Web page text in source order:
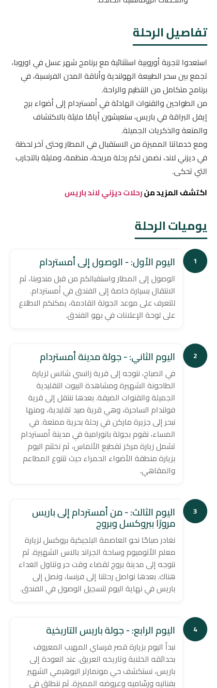
تفاصيل الرحلة
استعدوا لتجربة أوروبية استثنائية مع برنامج شهر عسل في اوروبا،
تجمع بين سحر الطبيعة الهولندية وأناقة المدن الفرنسية، في
برنامج متكامل من التنظيم والراحة.
من الطواحين والقنوات الهادئة في أمستردام إلى أضواء برج
إيفل البراقة في باريس، ستعيشون أيامًا مليئة بالاكتشاف
والمتعة والذكريات الجميلة.
ومع خدماتنا المميزة من الاستقبال في المطار وحتى آخر لحظة
في ديزني لاند، نضمن لكم رحلة مريحة، منظمة، ومليئة بالتجارب
التي تحكى.
اكتشف المزيد منرحلات ديزني لاند باريس
يوميات الرحلة
1 اليوم الأول: - الوصول إلى أمستردام
الوصول إلى المطار واستقبالكم من قبل مندوبنا، ثم
الانتقال بسيارة خاصة إلى الفندق في أمستردام.
للتعرف على موعد الجولة القادمة، يمكنكم الاطلاع
على لوحة الإعلانات في بهو الفندق.
2 اليوم الثاني: - جولة مدينة أمستردام
في الصباح، نتوجه إلى قرية زانسي شانس لزيارة
الطاحونة الشهيرة ومشاهدة البيوت التقليدية
الجميلة والقنوات الضيقة. بعدها ننتقل إلى قرية
فولندام الساحرة، وهي قرية صيد تقليدية، ومنها
نبحر إلى جزيرة ماركن في رحلة بحرية ممتعة. في
المساء، نقوم بجولة بانورامية في مدينة أمستردام
تشمل زيارة مركز تقطيع الألماس، ثم نختتم اليوم
بزيارة منطقة الأضواء الحمراء حيث تتنوع المطاعم
والمقاهي.
3 اليوم الثالث: - من أمستردام إلى باريس
مرورًا ببروكسل وبروج
نغادر صباحًا نحو العاصمة البلجيكية بروكسل لزيارة
معلم الأتوميوم وساحة الجراند بالاس الشهيرة. ثم
نتوجه إلى مدينة بروج لقضاء وقت حر وتناول الغداء
هناك. بعدها نواصل رحلتنا إلى فرنسا، ونصل إلى
باريس في نهاية اليوم لتسجيل الوصول في الفندق.
4 اليوم الرابع: - جولة باريس التاريخية
نبدأ اليوم بزيارة قصر فرساي المهيب المعروف
بحدائقه الخلابة وتاريخه العريق. عند العودة إلى
باريس، نستكشف حي مونمارتر البوهيمي الشهير
بفنانيه ورسّاميه وعروضه المميزة. ثم ننطلق في